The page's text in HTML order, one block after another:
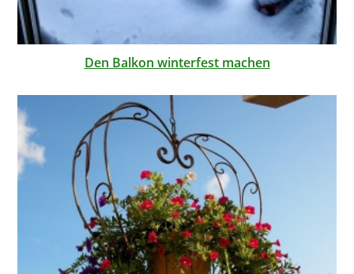
Den Balkon winterfest machen